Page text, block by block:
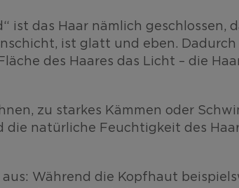
ist das Haar nämlich geschlossen,
ist glatt und eben.
des Haares das Licht – die
zu starkes Kämmen oder
die natürliche Feuchtigkeit des
Während die Kopfhaut